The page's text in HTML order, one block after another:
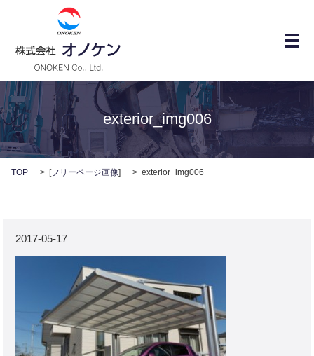
メ
exterior_img006
TOP [フリーページ画像] exterior_img006
2017-05-17